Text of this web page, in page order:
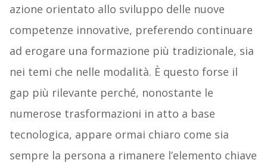
azione orientato allo sviluppo delle nuove
competenze innovative, preferendo continuare
ad erogare una formazione più tradizionale, sia
nei temi che nelle modalità. È questo forse il
gap più rilevante perché, nonostante le
numerose trasformazioni in atto a base
tecnologica, appare ormai chiaro come sia
sempre la persona a rimanere l’elemento chiave